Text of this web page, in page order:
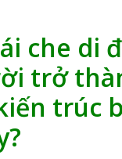
che di
trở
trúc